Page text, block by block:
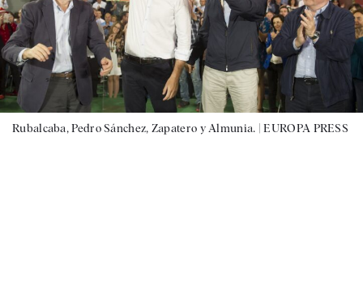
Rubalcaba, Pedro Sánchez, Zapatero y Almunia. |EUROPA PRESS